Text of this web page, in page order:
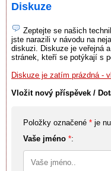
Diskuze
Zeptejte se našich
jste narazili v návodu na
diskuzi. Diskuze je veřejná
stránek, kteří se potýkají s
Diskuze je zatím prázdná -
Vložit nový příspěvek /
Položky označené * je
Vaše jméno *: